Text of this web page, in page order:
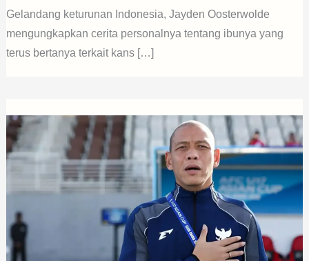
Gelandang keturunan Indonesia, Jayden Oosterwolde
mengungkapkan cerita personalnya tentang ibunya yang
terus bertanya terkait kans […]